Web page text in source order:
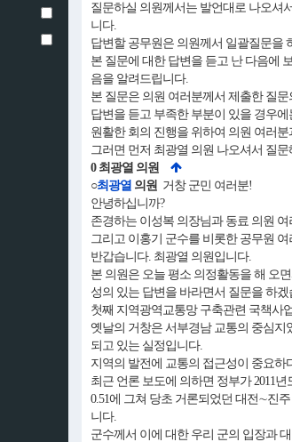
질문하실 의원께서는 발언대로 나오셔
니다.
답변할 공무원은 의원께서 일괄질문을
본 질문에 대한 답변을 듣고 난 다음에
음을 알려드립니다.
본 질문은 의원 여러분께서 제출한 질
답변을 듣고 부족한 부분이 있을 경우
원활한 회의 진행을 위하여 의원 여러
그러면 먼저 최광열 의원 나오셔서 질
0 최광열 의원
○최광열 의원 거창 군민 여러분!
안녕하십니까?
존경하는 이성복 의장님과 동료 의원 여
그리고 이홍기 군수를 비롯한 공무원 여
반갑습니다. 최광열 의원입니다.
본 의원은 오늘 평소 의정활동을 해 오
성의 있는 답변을 바라면서 질문을 하겠
첫째 지역광역교통망 구축관련 국책사
옛날의 거창은 서부경남 교통의 중심
되고 있는 실정입니다.
지역의 발전에 교통의 접근성이 중요
최근 언론 보도에 의하면 정부가 2011
0.51에 그쳐 당초 거론되었던 대전∼진
니다.
군수께서 이에 대한 우리 군의 입장과